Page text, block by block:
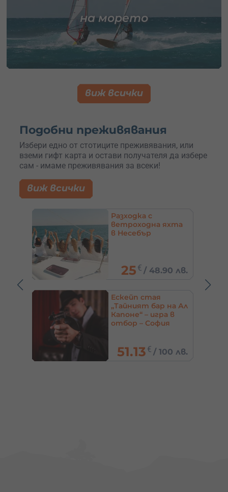
на морето
виж всички
Подобни преживявания
Избери едно от стотиците преживявания, или
вземи гифт карта и остави получателя да избере
сам - имаме преживявания за всеки!
виж всички
Разходка с
ветроходна яхта
в Несебър
25 € /48.90 лв.
Ескейп стая
„Тайният бар на Ал
Капоне“ – игра в
отбор – София
51.13 € /100 лв.